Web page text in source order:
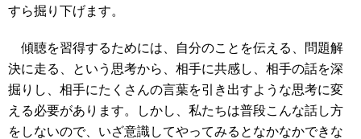
すら掘り下げます。
傾聴を習得するためには、自分のことを伝える、問題解
決に走る、という思考から、相手に共感し、相手の話を深
掘りし、相手にたくさんの言葉を引き出すような思考に変
える必要があります。しかし、私たちは普段こんな話し方
をしないので、いざ意識してやってみるとなかなかできな